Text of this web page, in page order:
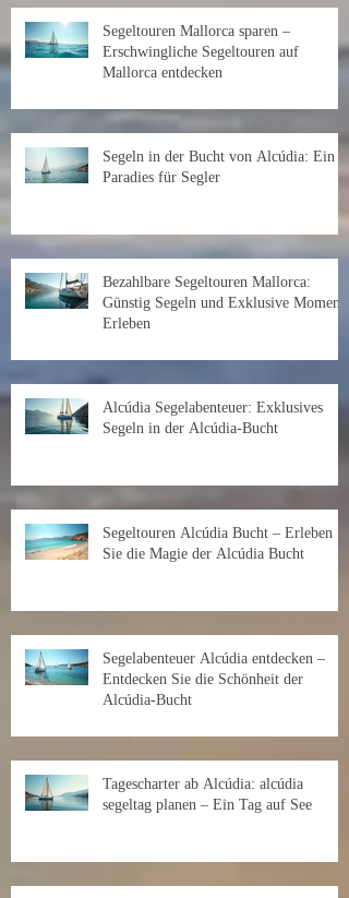
Segeltouren Mallorca sparen –
Erschwingliche Segeltouren auf
Mallorca entdecken
Segeln in der Bucht von Alcúdia: Ein
Paradies für Segler
Bezahlbare Segeltouren Mallorca:
Günstig Segeln und Exklusive Momente
Erleben
Alcúdia Segelabenteuer: Exklusives
Segeln in der Alcúdia-Bucht
Segeltouren Alcúdia Bucht – Erleben
Sie die Magie der Alcúdia Bucht
Segelabenteuer Alcúdia entdecken –
Entdecken Sie die Schönheit der
Alcúdia-Bucht
Tagescharter ab Alcúdia: alcúdia
segeltag planen – Ein Tag auf See